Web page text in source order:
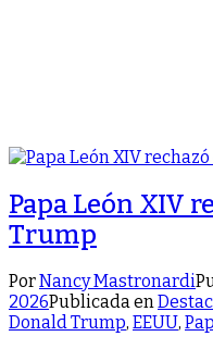
Papa León XIV
Trump
PorNancy Mastronardi
2026Publicada en
Donald Trump, EEUU,